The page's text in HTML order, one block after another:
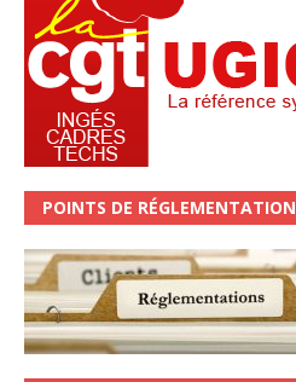
POINTS DE RÉGLEMENTATION